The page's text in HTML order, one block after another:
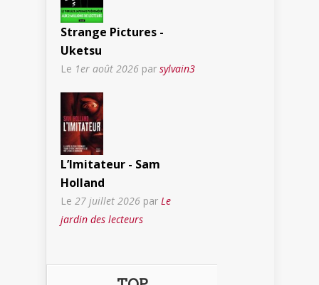
Strange Pictures -
Uketsu
Le 1er août 2026 par sylvain3
L’Imitateur - Sam
Holland
Le 27 juillet 2026 par Le
jardin des lecteurs